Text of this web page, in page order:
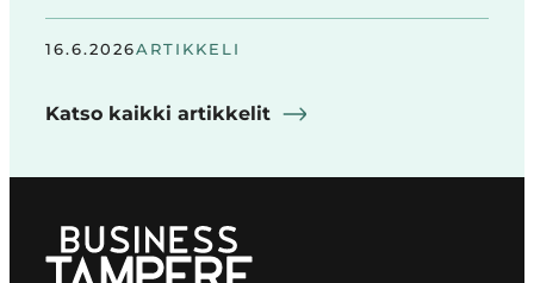
16.6.2026ARTIKKELI
Katso kaikki artikkelit